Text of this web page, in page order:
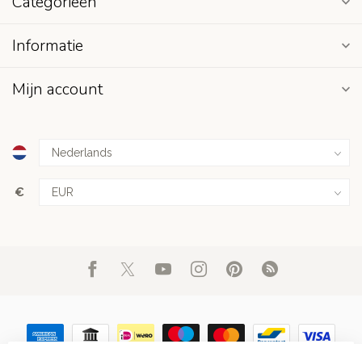
Informatie
Mijn account
€